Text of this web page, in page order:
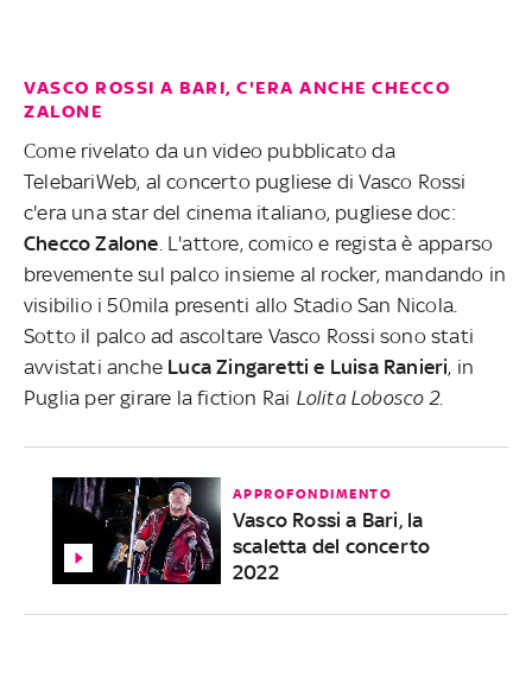
VASCO ROSSI A BARI, C'ERA ANCHE CHECCO
ZALONE
Come rivelato da un video pubblicato da
TelebariWeb, al concerto pugliese di Vasco Rossi
c'era una star del cinema italiano, pugliese doc:
Checco Zalone . L'attore, comico e regista è apparso
brevemente sul palco insieme al rocker, mandando in
visibilio i 50mila presenti allo Stadio San Nicola.
Sotto il palco ad ascoltare Vasco Rossi sono stati
avvistati anche Luca Zingaretti e Luisa Ranieri, in
Puglia per girare la fiction Rai Lolita Lobosco 2.
APPROFONDIMENTO
Vasco Rossi a Bari, la
scaletta del concerto
2022